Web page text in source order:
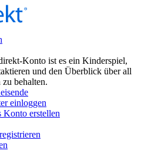
Konto ist es ein Kinderspiel,
und den Überblick über all
behalten.
einloggen
Konto erstellen